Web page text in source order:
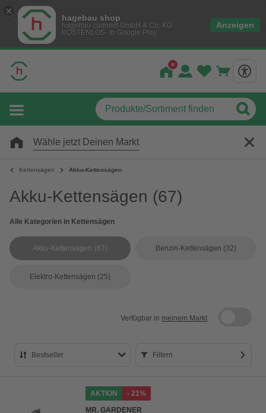
hagebau shop
hagebau connect GmbH & Co. KG
KOSTENLOS- In Google Play
Anzeigen
Wähle jetzt Deinen Markt
Kettensägen Akku-Kettensägen
Akku-Kettensägen (67)
Alle Kategorien in Kettensägen
Akku-Kettensägen (67) Benzin-Kettensägen (32)
Elektro-Kettensägen (25)
Verfügbar in meinem Markt
Bestseller
Preis aufsteigend
Filtern
AKTION
- 21%
MR. GARDENER